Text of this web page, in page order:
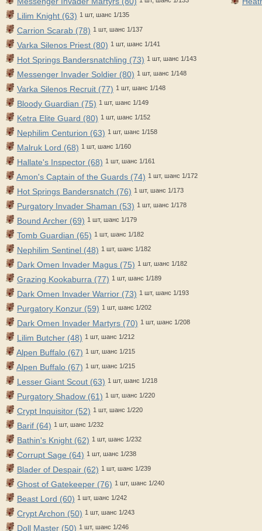
Lilim Knight (63) 1 шт, шанс 1/135
Carrion Scarab (78) 1 шт, шанс 1/137
Varka Silenos Priest (80) 1 шт, шанс 1/141
Hot Springs Bandersnatchling (73) 1 шт, шанс 1/143
Messenger Invader Soldier (80) 1 шт, шанс 1/148
Varka Silenos Recruit (77) 1 шт, шанс 1/148
Bloody Guardian (75) 1 шт, шанс 1/149
Ketra Elite Guard (80) 1 шт, шанс 1/152
Nephilim Centurion (63) 1 шт, шанс 1/158
Malruk Lord (68) 1 шт, шанс 1/160
Hallate's Inspector (68) 1 шт, шанс 1/161
Amon's Captain of the Guards (74) 1 шт, шанс 1/172
Hot Springs Bandersnatch (76) 1 шт, шанс 1/173
Purgatory Invader Shaman (53) 1 шт, шанс 1/178
Bound Archer (69) 1 шт, шанс 1/179
Tomb Guardian (65) 1 шт, шанс 1/182
Nephilim Sentinel (48) 1 шт, шанс 1/182
Dark Omen Invader Magus (75) 1 шт, шанс 1/182
Grazing Kookaburra (77) 1 шт, шанс 1/189
Dark Omen Invader Warrior (73) 1 шт, шанс 1/193
Purgatory Konzur (59) 1 шт, шанс 1/202
Dark Omen Invader Martyrs (70) 1 шт, шанс 1/208
Lilim Butcher (48) 1 шт, шанс 1/212
Alpen Buffalo (67) 1 шт, шанс 1/215
Alpen Buffalo (67) 1 шт, шанс 1/215
Lesser Giant Scout (63) 1 шт, шанс 1/218
Purgatory Shadow (61) 1 шт, шанс 1/220
Crypt Inquisitor (52) 1 шт, шанс 1/220
Barif (64) 1 шт, шанс 1/232
Bathin's Knight (62) 1 шт, шанс 1/232
Corrupt Sage (64) 1 шт, шанс 1/238
Blader of Despair (62) 1 шт, шанс 1/239
Ghost of Gatekeeper (76) 1 шт, шанс 1/240
Beast Lord (60) 1 шт, шанс 1/242
Crypt Archon (50) 1 шт, шанс 1/243
Doll Master (50) 1 шт, шанс 1/246